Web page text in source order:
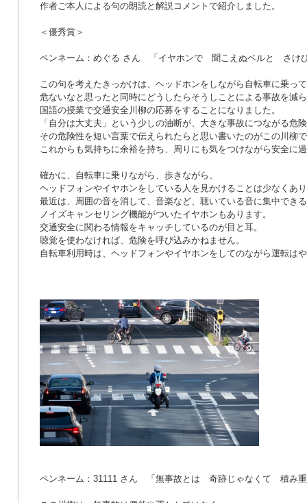
作者ご本人による句の朗読と解説コメントで紹介しました。
＜優秀賞＞
ペンネーム：めぐる さん 「イヤホンで 聞こえぬベルと さけ
この句を考えたきっかけは、ヘッドホンをしながら自転車に乗っ
危ないなと思ったと同時にどうしたらそうしことによる事故を減
国語の授業で交通安全川柳の応募をすることになりました。
「自分は大丈夫」という少しの油断が、大きな事故につながる危
その危険性を短い言葉で伝えられたらと思い書いたのがこの川柳
これからも気持ちに余裕を持ち、周りにも気をつけながら安全に
確かに、自転車に乗りながら、歩きながら、
ヘッドフォンやイヤホンをしている人を見かけることは少なくあ
最近は、周囲の音を消して、音楽など、聴いている音に集中できる
ノイズキャンセリング機能がついたイヤホンもあります。
交通安全に関わる情報をキャッチしているのが目と耳。
聴覚を使わなければ、危険を呼び込みかねません。
自転車利用時は、ヘッドフォンやイヤホンをしてのながら運転は
ペンネーム：31111 さん 「無事故とは 奇跡じゃなくて 積み